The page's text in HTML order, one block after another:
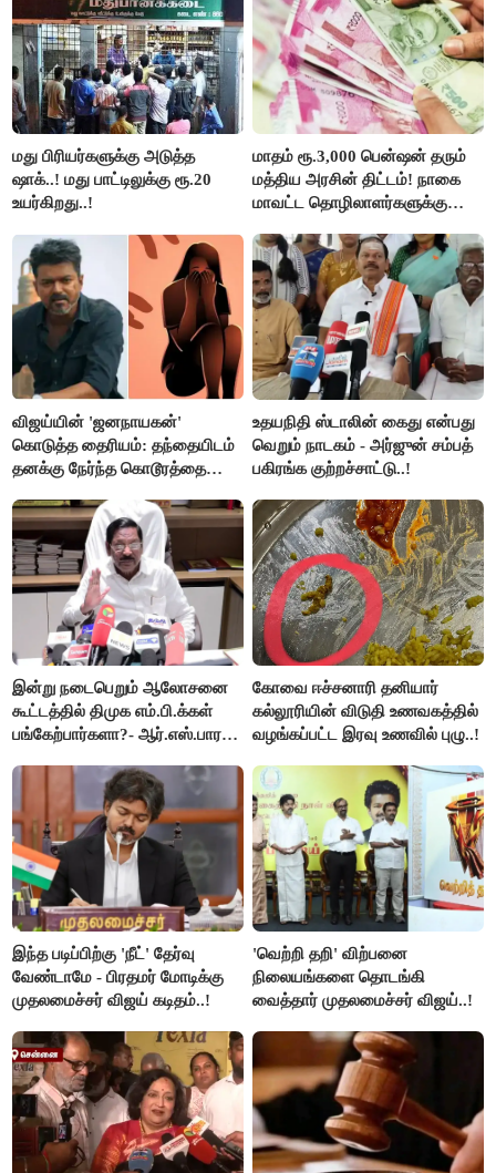
மது பிரியர்களுக்கு அடுத்த
ஷாக்..! மது பாட்டிலுக்கு ரூ.20
உயர்கிறது..!
மாதம் ரூ.3,000 பென்ஷன் தரும்
மத்திய அரசின் திட்டம்! நாகை
மாவட்ட தொழிலாளர்களுக்கு
செய்தி!
விஜய்யின் 'ஜனநாயகன்'
கொடுத்த தைரியம்: தந்தையிடம்
தனக்கு நேர்ந்த கொடூரத்தை
உதயநிதி ஸ்டாலின் கைது என்பது
வெறும் நாடகம் - அர்ஜுன் சம்பத்
பகிரங்க குற்றச்சாட்டு..!
இன்று நடைபெறும் ஆலோசனை
கூட்டத்தில் திமுக எம்.பி.க்கள்
பங்கேற்பார்களா?- ஆர்.எஸ்.பாரதி
கோவை ஈச்சனாரி தனியார்
கல்லூரியின் விடுதி உணவகத்தில்
வழங்கப்பட்ட இரவு உணவில் புழு..!
இந்த படிப்பிற்கு 'நீட்' தேர்வு
வேண்டாமே - பிரதமர் மோடிக்கு
முதலமைச்சர் விஜய் கடிதம்..!
'வெற்றி தறி' விற்பனை
நிலையங்களை தொடங்கி
வைத்தார் முதலமைச்சர் விஜய்..!